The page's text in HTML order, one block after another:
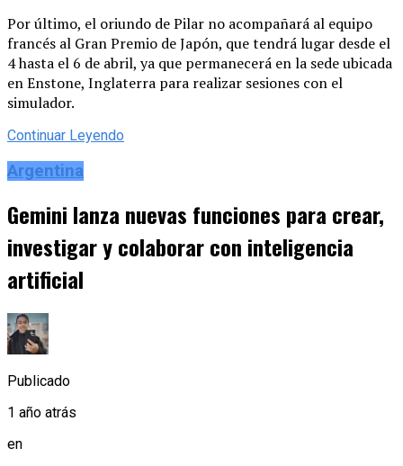
Por último, el oriundo de Pilar no acompañará al equipo
francés al Gran Premio de Japón, que tendrá lugar desde el
4 hasta el 6 de abril, ya que permanecerá en la sede ubicada
en Enstone, Inglaterra para realizar sesiones con el
simulador.
Continuar Leyendo
Argentina
Gemini lanza nuevas funciones para crear,
investigar y colaborar con inteligencia
artificial
Publicado
1 año atrás
en